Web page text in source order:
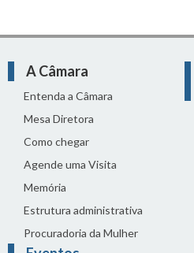
A Câmara
Entenda a Câmara
Mesa Diretora
Como chegar
Agende uma Visita
Memória
Estrutura administrativa
Procuradoria da Mulher